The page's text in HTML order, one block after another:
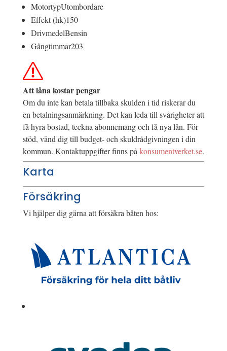
MotortypUtombordare
Effekt (hk)150
DrivmedelBensin
Gångtimmar203
Att låna kostar pengar
Om du inte kan betala tillbaka skulden i tid riskerar du
en betalningsanmärkning. Det kan leda till svårigheter att
få hyra bostad, teckna abonnemang och få nya lån. För
stöd, vänd dig till budget- och skuldrådgivningen i din
kommun. Kontaktuppgifter finns på konsumentverket.se.
Karta
Försäkring
Vi hjälper dig gärna att försäkra båten hos: